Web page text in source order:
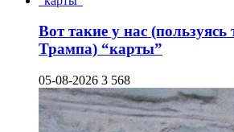
Вот такие у нас
Трампа) “карты”
05-08-2026 3 568